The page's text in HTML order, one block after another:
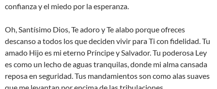
confianza y el miedo por la esperanza.
Oh, Santísimo Dios, Te adoro y Te alabo porque ofreces
descanso a todos los que deciden vivir para Ti con fidelidad. Tu
amado Hijo es mi eterno Príncipe y Salvador. Tu poderosa Ley
es como un lecho de aguas tranquilas, donde mi alma cansada
reposa en seguridad. Tus mandamientos son como alas suaves